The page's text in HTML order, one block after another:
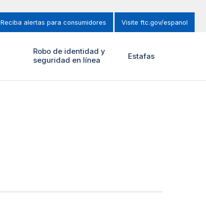
Reciba alertas para consumidores Visite ftc.gov/espanol
Robo de identidad y
seguridad en línea
Estafas